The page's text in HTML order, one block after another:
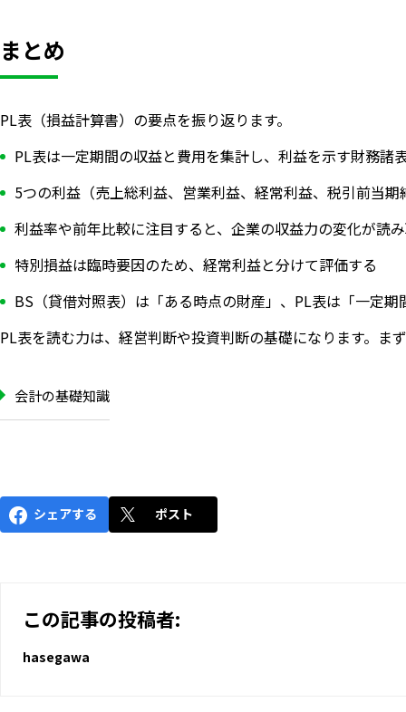
まとめ
PL表（損益計算書）の要点を振り返ります。
PL表は一定期間の収益と費用を集計し、利益を示す財務諸
5つの利益（売上総利益、営業利益、経常利益、税引前当
利益率や前年比較に注目すると、企業の収益力の変化が読
特別損益は臨時要因のため、経常利益と分けて評価する
BS（貸借対照表）は「ある時点の財産」、PL表は「一定期
PL表を読む力は、経営判断や投資判断の基礎になります。
会計の基礎知識
シェアする ポスト
この記事の投稿者:
hasegawa